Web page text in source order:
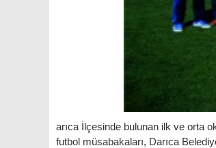
arıca İlçesinde bulunan ilk ve orta
futbol müsabakaları, Darıca